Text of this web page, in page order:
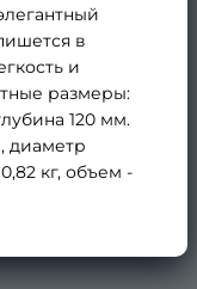
в
и
размеры:
120 мм.
диаметр
кг, объем -